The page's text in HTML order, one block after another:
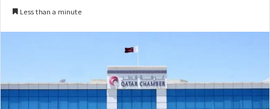
Less than a minute